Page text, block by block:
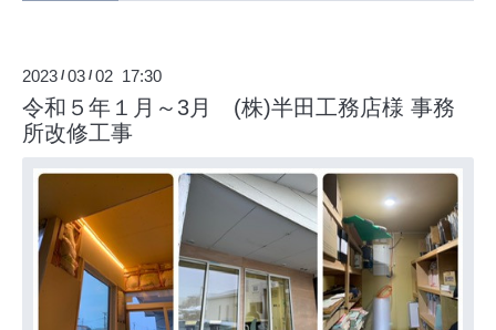
2023 /03 /02 17:30
令和５年１月～3月 (株)半田工務店様 事務
所改修工事